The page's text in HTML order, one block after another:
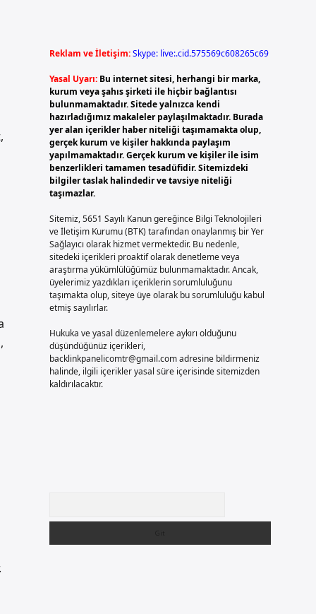
Reklam ve İletişim:Skype: live:.cid.575569c608265c69
Yasal Uyarı: Bu internet sitesi, herhangi bir marka,
kurum veya şahıs şirketi ile hiçbir bağlantısı
bulunmamaktadır. Sitede yalnızca kendi
hazırladığımız makaleler paylaşılmaktadır. Burada
yer alan içerikler haber niteliği taşımamakta olup,
gerçek kurum ve kişiler hakkında paylaşım
yapılmamaktadır. Gerçek kurum ve kişiler ile isim
benzerlikleri tamamen tesadüfidir. Sitemizdeki
bilgiler taslak halindedir ve tavsiye niteliği
taşımazlar.
Sitemiz, 5651 Sayılı Kanun gereğince Bilgi Teknolojileri
ve İletişim Kurumu (BTK) tarafından onaylanmış bir Yer
Sağlayıcı olarak hizmet vermektedir. Bu nedenle,
sitedeki içerikleri proaktif olarak denetleme veya
araştırma yükümlülüğümüz bulunmamaktadır. Ancak,
üyelerimiz yazdıkları içeriklerin sorumluluğunu
taşımakta olup, siteye üye olarak bu sorumluluğu kabul
etmiş sayılırlar.
Hukuka ve yasal düzenlemelere aykırı olduğunu
düşündüğünüz içerikleri,
backlinkpanelicomtr@gmail.comadresine bildirmeniz
halinde, ilgili içerikler yasal süre içerisinde sitemizden
kaldırılacaktır.